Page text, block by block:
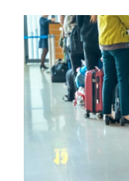
Main
Image
Image